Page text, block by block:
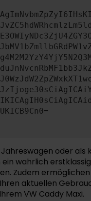
Jahreswagen oder
wahrlich
Zudem
aktuellen
VW Caddy Maxi.